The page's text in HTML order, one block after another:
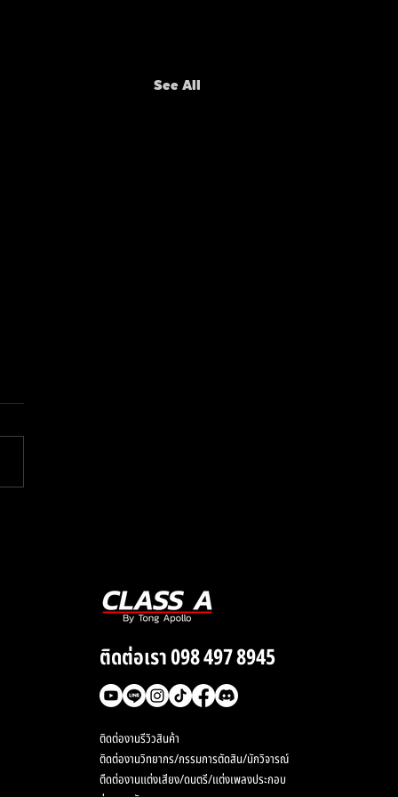
See All
ติดต่อเรา 098 497 8945
ติดต่องานรีวิวสินค้า
ติดต่องานวิทยากร/กรรมการตัดสิน/นักวิจารณ์
ตืดต่องานแต่งเสียง/ดนตรี/แต่งเพลงประกอบ